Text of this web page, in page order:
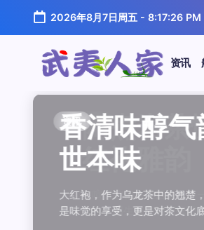
正
2026年8月7日周五- 8:17:27 PM
武
夷
资讯
资讯
闲煮岩茶
红袍雅韵
在喧嚣的都市生活中，寻
夷山，因生长在岩石缝隙
资讯
香清味醇
世本味
大红袍，作为乌龙茶中的
是味觉的享受，更是对茶
资讯
汤水顺滑
温润质感
武夷水仙，作为乌龙茶中
鉴这款茶，仿佛在品味一
资讯
唇齿留香
独特魅力
武夷岩茶，素有“岩骨花
其茶汤入口后，唇齿留香
资讯
岩韵浓淡
比品鉴
岩茶，作为乌龙茶中的瑰
山丹霞地貌中吸收岩石矿
资讯
观汤色赏
大红袍
品鉴武夷岩茶，观汤色与
汤色与叶底各具特色，折
资讯
闲煮岩茶
红袍雅韵
在喧嚣的都市生活中，寻
夷山，因生长在岩石缝隙
资讯
香清味醇
世本味
大红袍，作为乌龙茶中的翘楚
是味觉的享受，更是对茶文化
资讯汤水顺滑底
温润质感
武夷水仙，作为乌龙茶中的经典
鉴这款茶，仿佛在品味一段悠长的
资讯唇齿留香久
独特魅力
武夷岩茶，素有“岩骨花香”之誉
其茶汤入口后，唇齿留香久久不散
资讯岩韵浓淡各
比品鉴
岩茶，作为乌龙茶中的瑰宝，以
山丹霞地貌中吸收岩石矿物精华后
资讯观汤色赏叶
大红袍
品鉴武夷岩茶，观汤色与赏叶底
汤色与叶底各具特色，折射出工艺
资讯闲煮岩茶慢
红袍雅韵
在喧嚣的都市生活中，寻一处静
夷山，因生长在岩石缝隙中而得名
资讯香清味醇气
世本味
大红袍，作为乌龙茶中的翘楚，
是味觉的享受，更是对茶文化底蕴
资讯汤水顺滑底
温润质感
武夷水仙，作为乌龙茶中的经典
鉴这款茶，仿佛在品味一段悠长的
资讯唇齿留香久
独特魅力
武夷岩茶，素有“岩骨花香”之誉
其茶汤入口后，唇齿留香久久不散
资讯岩韵浓淡各
比品鉴
岩茶，作为乌龙茶中的瑰宝，以
山丹霞地貌中吸收岩石矿物精华后
资讯观汤色赏叶
大红袍
品鉴武夷岩茶，观汤色与赏叶底
汤色与叶底各具特色，折射出工艺